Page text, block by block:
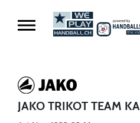
JAKO TRIKOT TEAM KA